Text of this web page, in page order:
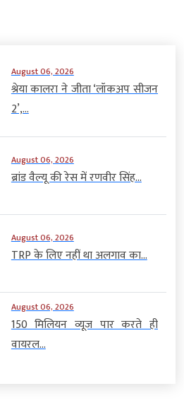
August 06, 2026
श्रेया कालरा ने जीता ‘लॉकअप सीजन
2’,...
August 06, 2026
ब्रांड वैल्यू की रेस में रणवीर सिंह...
August 06, 2026
TRP के लिए नहीं था अलगाव का...
August 06, 2026
150 मिलियन व्यूज पार करते ही
वायरल...